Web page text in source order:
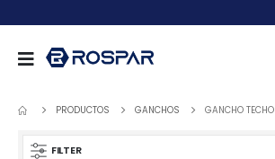
PRODUCTOS GANCHOS GANCHO TECHO
FILTER